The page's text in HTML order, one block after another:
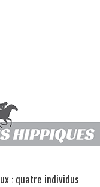
: quatre individus